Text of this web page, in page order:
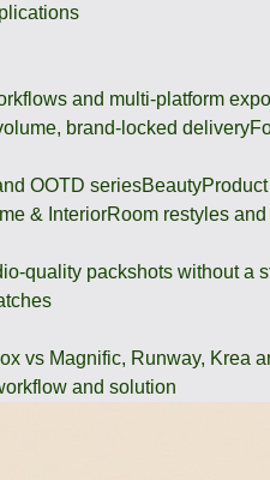
and multi-platform
brand-locked delivery
OOTD seriesBeauty
& InteriorRoom restyles
quality packshots without a
vs Magnific, Runway, Krea
and solution